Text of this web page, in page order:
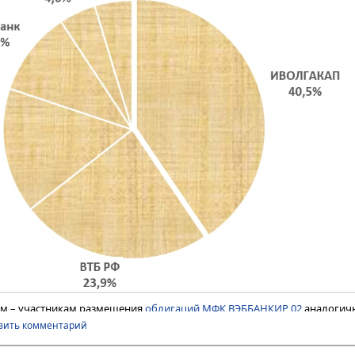
— бумаги с наибольшим купоном торгуются с наименьшей
выпуск Мани Мен, который изначально позиционировался
Так что текущие первичные размещения с высокими купонами
доходности портфеля.
по данным терминала Quik/
– участникам размещенияоблигаций МФК ВЭББАНКИР 02
Интеграция.
комментарий